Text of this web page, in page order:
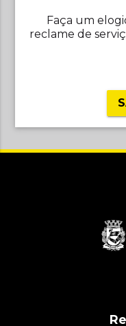
Faça um
reclame de